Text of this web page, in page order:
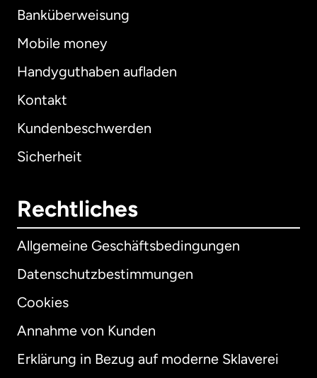
Banküberweisung
Mobile money
Handyguthaben aufladen
Kontakt
Kundenbeschwerden
Sicherheit
Rechtliches
Allgemeine Geschäftsbedingungen
Datenschutzbestimmungen
Cookies
Annahme von Kunden
Erklärung in Bezug auf moderne Sklaverei
International English